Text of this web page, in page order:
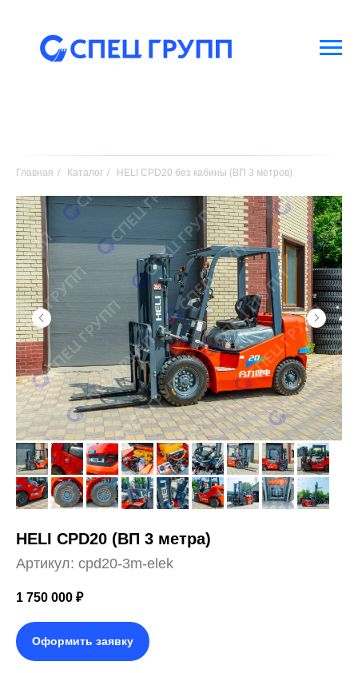
Главная / Каталог / HELI CPD20 без кабины (ВП 3 метров)
HELI CPD20 (ВП 3 метра)
Артикул: cpd20-3m-elek
1 750 000 ₽
Оформить заявку